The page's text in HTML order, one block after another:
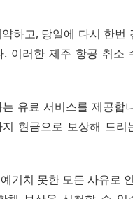
하고, 당일에 다시 한번
이러한 제주 항공 취소
는 유료 서비스를 제공
현금으로 보상해 드리
기치 못한 모든 사유로